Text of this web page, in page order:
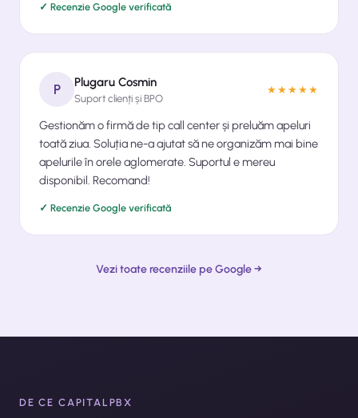
✓ Recenzie Google verificată
P Plugaru Cosmin
Suport clienți și BPO
★★★★★
Gestionăm o firmă de tip call center și preluăm apeluri
toată ziua. Soluția ne-a ajutat să ne organizăm mai bine
apelurile în orele aglomerate. Suportul e mereu
disponibil. Recomand!
✓ Recenzie Google verificată
Vezi toate recenziile pe Google →
DE CE CAPITALPBX